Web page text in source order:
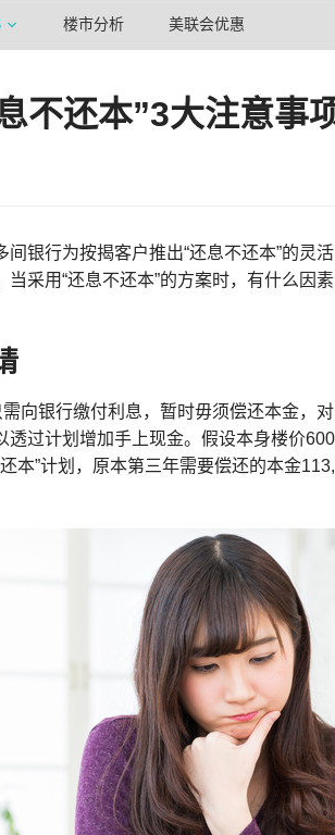
楼市分析 美联会优惠
不还本”3大注意事
银行为按揭客户推出“还息不还本”的灵
采用“还息不还本”的方案时，有什么因
向银行缴付利息，暂时毋须偿还本金，
过计划增加手上现金。假设本身楼价600
本”计划，原本第三年需要偿还的本金